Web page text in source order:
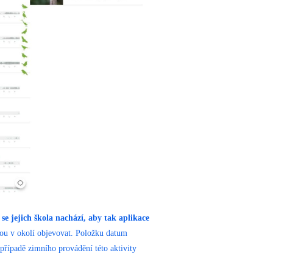
jejich škola nachází, aby tak aplikace
v okolí objevovat. Položku datum
zimního provádění této aktivity